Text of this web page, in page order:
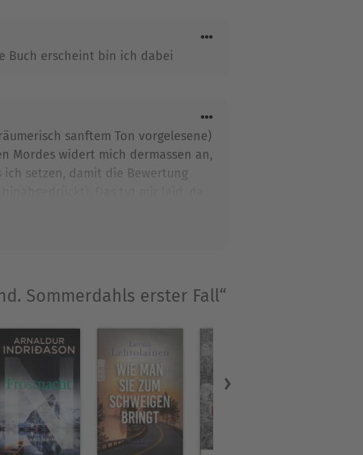
Buch erscheint bin ich dabei
sanftem Ton vorgelesene)
Mordes widert mich dermassen an,
ich setzen, damit die Bewertung
Sommerdahls erster Fall“